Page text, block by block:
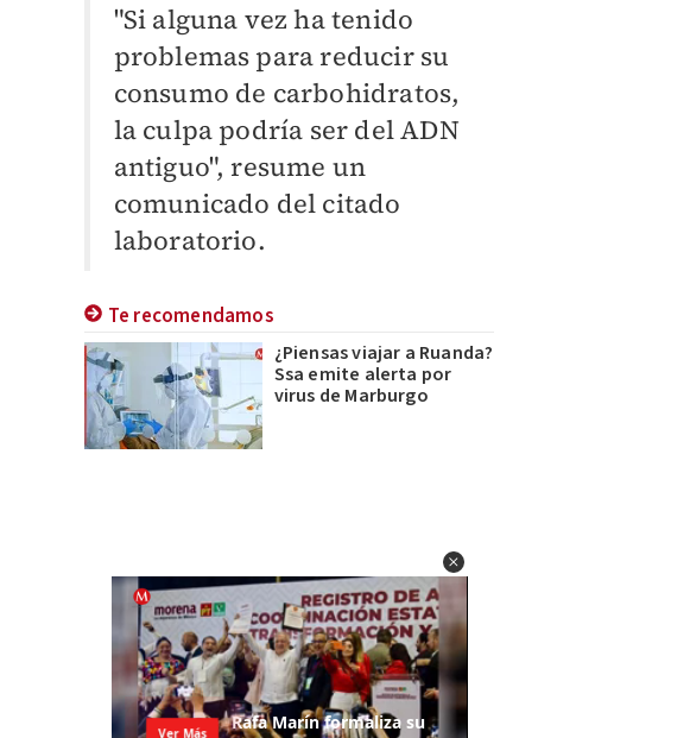
"Si alguna vez ha tenido
problemas para reducir su
consumo de carbohidratos,
la culpa podría ser del ADN
antiguo", resume un
comunicado del citado
laboratorio.
Te recomendamos
¿Piensas viajar a Ruanda?
Ssa emite alerta por
virus de Marburgo